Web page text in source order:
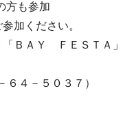
方も参加
加ください。
「ＢＡＹ ＦＥＳＴＡ」
４－５０３７）